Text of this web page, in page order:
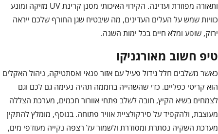
ותאורה מפוזרת ועדינה. הקירוי האיכותי מסנן קרינת UV מזיקה ומונע
כוויות שמש על העלים העדינים, מה שיבטיח שגן החורף שלכם ייראה
ירוק, שופע ומלא חיים בכל ימות השנה.
טיפ חשוב מאורגניקו
כאשר משלבים חלל גידול פעיל עם אזור פנאי ואסתטיקה, ניהול האקלים
הוא קריטי כפליים. כדי שהשהייה בחממה תהיה נעימה גם לכם וגם
לצמחים בשיא הקיץ, חובה לשלב פתחי אוורור חכמים, מערכת הצללה
מעוצבת, ולהקפיד על סירקולציית אוויר פתוחה. בנוסף, מומלץ להתקין
מערכת השקיה נסתרת ומסודרת ולשמור על רצפה נקייה מעודפי מים,